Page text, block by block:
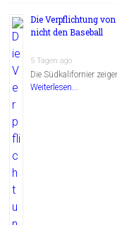
Die Verpflichtung
nicht den Baseball
5 Tagen ago
Die Südkalifornier
Weiterlesen...